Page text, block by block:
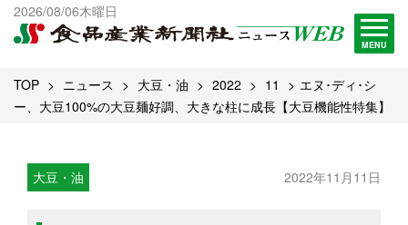
2026/08/06木曜日
MENU
出版物一覧へ
試読・購読申し込み
TOP ニュース 大豆・油 2022 11
エヌ･ディ･シ
ー、大豆100%の大豆麺好調、大きな柱に成長【大豆機能性特集】
大豆・油 2022年11月11日